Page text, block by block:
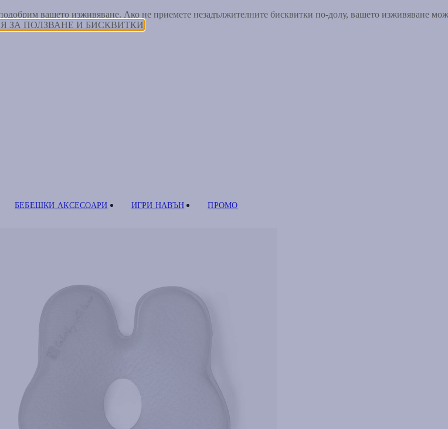
вашето изживяване. Ако не приемете незадължителните бисквитки по-долу, вашето изживяване
ЗА ПОЛЗВАНЕ И БИСКВИТКИ
БЕБЕШКИ АКСЕСОАРИ ИГРИ НАВЪН ПРОМО